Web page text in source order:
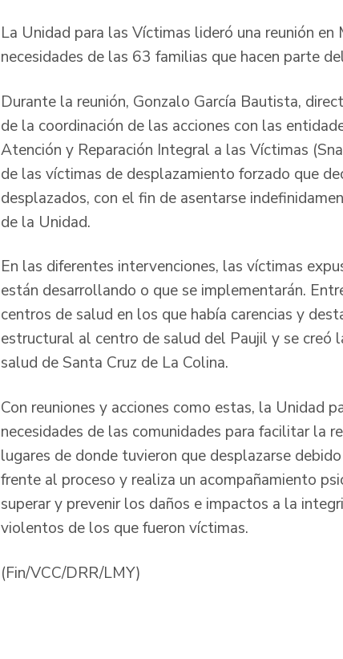
La Unidad para las Víctimas lideró una reunión
necesidades de las 63 familias que hacen parte
Durante la reunión, Gonzalo García Bautista,
de la coordinación de las acciones con las
Atención y Reparación Integral a las Víctimas
de las víctimas de desplazamiento forzado que
desplazados, con el fin de asentarse
de la Unidad.
En las diferentes intervenciones, las víctimas
están desarrollando o que se implementarán.
centros de salud en los que había carencias y
estructural al centro de salud del Paujil y se
salud de Santa Cruz de La Colina.
Con reuniones y acciones como estas, la Unidad
necesidades de las comunidades para facilitar la
lugares de donde tuvieron que desplazarse
frente al proceso y realiza un acompañamiento
superar y prevenir los daños e impactos a la
violentos de los que fueron víctimas.
(Fin/VCC/DRR/LMY)